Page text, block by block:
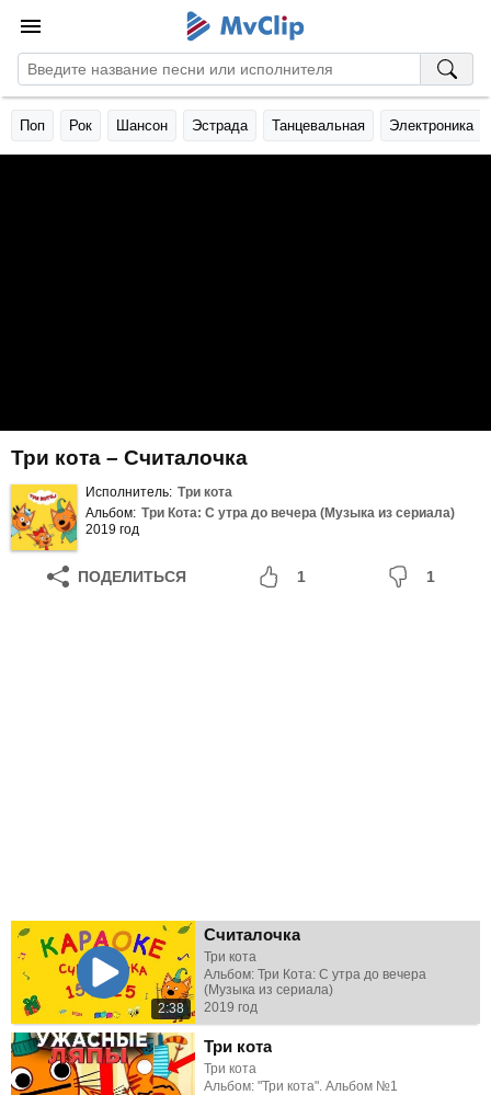
Поп Рок Шансон Эстрада Танцевальная Электроника
Три кота – Считалочка
Исполнитель: Три кота
Альбом: Три Кота: С утра до вечера (Музыка из сериала)
2019 год
ПОДЕЛИТЬСЯ 1 1
2:38
Считалочка
Три кота
Альбом: Три Кота: С утра до вечера
(Музыка из сериала)
2019 год
Три кота
Три кота
Альбом: "Три кота". Альбом №1